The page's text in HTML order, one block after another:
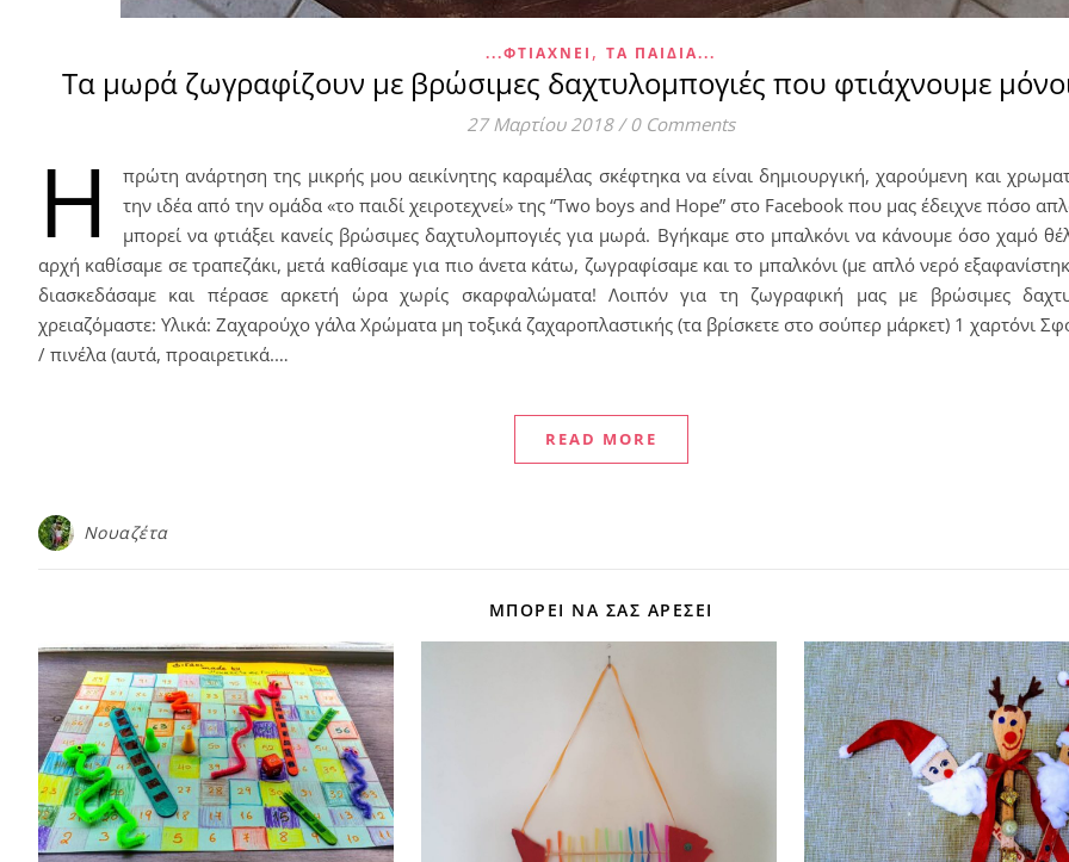
...ΦΤΙΆΧΝΕΙ , ΤΑ ΠΑΙΔΊΑ...
Τα μωρά ζωγραφίζουν με βρώσιμες δαχτυλομπογιές που φτιάχνουμε
27 Μαρτίου 2018 / 0 Comments
Η
πρώτη ανάρτηση της μικρής μου αεικίνητης καραμέλας σκέφτηκα να είναι δημιουργική, χαρούμενη και
την ιδέα από την ομάδα «το παιδί χειροτεχνεί» της “Two boys and Hope” στο Facebook που μας έδειχνε πόσο
μπορεί να φτιάξει κανείς βρώσιμες δαχτυλομπογιές για μωρά. Βγήκαμε στο μπαλκόνι να κάνουμε όσο χαμό
αρχή καθίσαμε σε τραπεζάκι, μετά καθίσαμε για πιο άνετα κάτω, ζωγραφίσαμε και το μπαλκόνι (με απλό νερό
διασκεδάσαμε και πέρασε αρκετή ώρα χωρίς σκαρφαλώματα! Λοιπόν για τη ζωγραφική μας με βρώσιμες
χρειαζόμαστε: Υλικά: Ζαχαρούχο γάλα Χρώματα μη τοξικά ζαχαροπλαστικής (τα βρίσκετε στο σούπερ μάρκετ) 1 χαρτόνι
/ πινέλα (αυτά, προαιρετικά.…
READ MORE
Νουαζέτα
ΜΠΟΡΕΊ ΝΑ ΣΑΣ ΑΡΈΣΕΙ